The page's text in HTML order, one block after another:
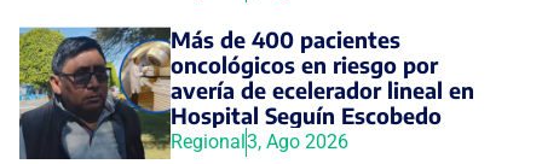
Más de 400 pacientes
oncológicos en riesgo por
avería de ecelerador lineal en
Hospital Seguín Escobedo
Regional3, Ago 2026